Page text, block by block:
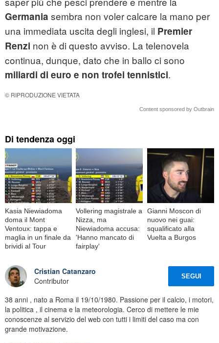
Germania sembra non voler calcare la mano per
una immediata uscita degli inglesi, il Premier
Renzi non è di questo avviso. La telenovela
continua, dunque, dato che in ballo ci sono
miliardi di euro e non trofei tennistici.
© RIPRODUZIONE VIETATA
Content sponsored by Outbrain
Di tendenza oggi
Kasia Niewiadoma
doma il Mont
Ventoux: tappa e
maglia in un finale da
brividi al Tour
Vollering magistrale a
Nizza, ma
Niewiadoma accusa:
'Hanno mancato di
fairplay'
Gianni Moscon di
nuovo nei guai:
squalificato alla
Vuelta a Burgos
Cristian Catanzaro
Contributor
SEGUI
38 anni , nato a Roma il 19/10/1980. Passione per il calcio, i motori,
la politica , il cinema e la meteorologia. Cerco di mettere le mie
conoscenze al servizio del web con tutti i limiti del caso ma con
grande motivazione.